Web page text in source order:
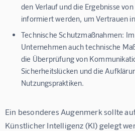
den Verlauf und die Ergebnisse
informiert werden, um Vertrauen
Technische Schutzmaßnahmen:
Unternehmen auch technische
die Überprüfung von
Sicherheitslücken und die
Nutzungspraktiken.
Ein besonderes Augenmerk sollte
Künstlicher Intelligenz (KI) gelegt